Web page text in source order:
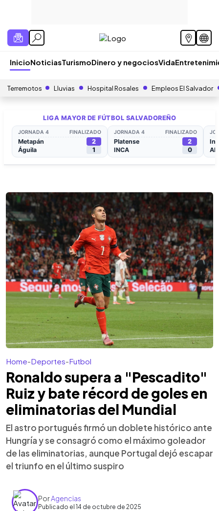
InicioNoticiasTurismoDinero y negociosVida
Terremotos Lluvias Hospital Rosales Empleos El Salvador
Home-Deportes-Futbol
Ronaldo supera a "Pescadito"
Ruiz y bate récord de goles en
eliminatorias del Mundial
El astro portugués firmó un doblete histórico ante
Hungría y se consagró como el máximo goleador
de las eliminatorias, aunque Portugal dejó escapar
el triunfo en el último suspiro
PorAgencias
Publicado el 14 de octubre de 2025